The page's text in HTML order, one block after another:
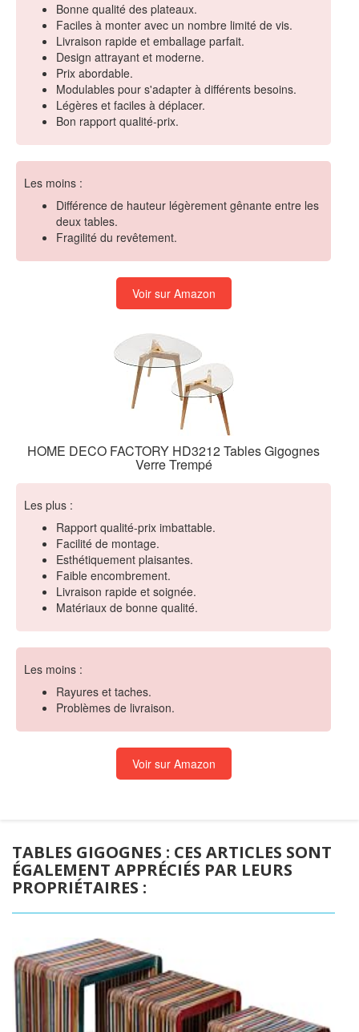
Bonne qualité des plateaux.
Faciles à monter avec un nombre limité de vis.
Livraison rapide et emballage parfait.
Design attrayant et moderne.
Prix abordable.
Modulables pour s'adapter à différents besoins.
Légères et faciles à déplacer.
Bon rapport qualité-prix.
Les moins :
Différence de hauteur légèrement gênante entre les
deux tables.
Fragilité du revêtement.
Voir sur Amazon
HOME DECO FACTORY HD3212 Tables Gigognes
Verre Trempé
Les plus :
Rapport qualité-prix imbattable.
Facilité de montage.
Esthétiquement plaisantes.
Faible encombrement.
Livraison rapide et soignée.
Matériaux de bonne qualité.
Les moins :
Rayures et taches.
Problèmes de livraison.
Voir sur Amazon
TABLES GIGOGNES : CES ARTICLES SONT
ÉGALEMENT APPRÉCIÉS PAR LEURS
PROPRIÉTAIRES :